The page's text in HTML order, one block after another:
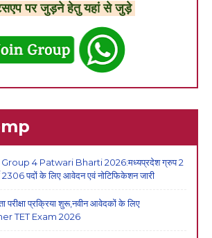
पर जुड़ने हेतु यहां से जुड़े
4 Patwari Bharti 2026:मध्यप्रदेश ग्रुप 2
2306 पदों के लिए आवेदन एवं नोटिफिकेशन जारी
परीक्षा प्रक्रिया शुरू,नवीन आवेदकों के लिए
TET Exam 2026